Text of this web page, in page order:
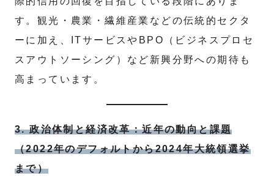
す。観光・農業・繊維産業などの伝統的セクタ
ーに加え、ITサービスやBPO（ビジネスプロセ
スアウトソーシング）など新興分野への期待も
高まっています。
3. 政治体制と経済改革：近年の動向と課題
（2022年のデフォルトから2024年大統領選挙
まで）